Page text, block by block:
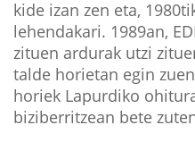
kide izan zen eta,
lehendakari. 1989an,
zituen ardurak utzi
talde horietan egin
horiek Lapurdiko
biziberritzean bete